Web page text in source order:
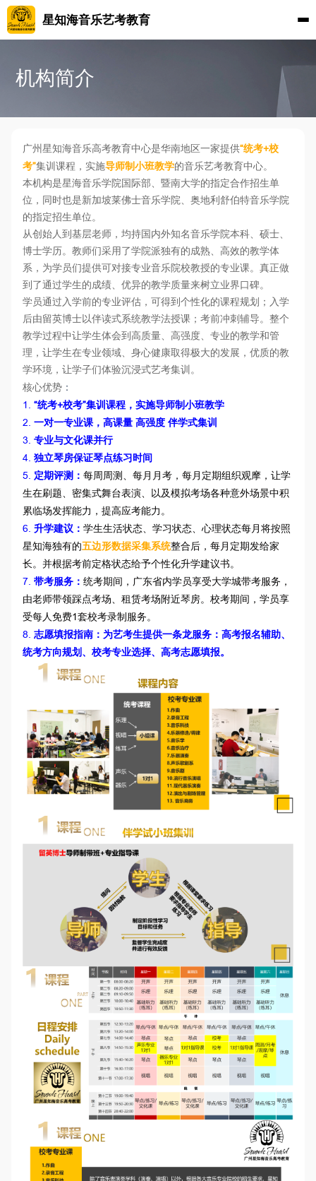
星知海音乐艺考教育
机构简介
广州星知海音乐高考教育中心是华南地区一家提供“统考+校
考”集训课程，实施导师制小班教学的音乐艺考教育中心。
本机构是星海音乐学院国际部、暨南大学的指定合作招生单
位，同时也是新加坡莱佛士音乐学院、奥地利舒伯特音乐学院
的指定招生单位。
从创始人到基层老师，均持国内外知名音乐学院本科、硕士、
博士学历。教师们采用了学院派独有的成熟、高效的教学体
系，为学员们提供可对接专业音乐院校教授的专业课。真正做
到了通过学生的成绩、优异的教学质量来树立业界口碑。
学员通过入学前的专业评估，可得到个性化的课程规划；入学
后由留英博士以伴读式系统教学法授课；考前冲刺辅导。整个
教学过程中让学生体会到高质量、高强度、专业的教学和管
理，让学生在专业领域、身心健康取得极大的发展，优质的教
学环境，让学子们体验沉浸式艺考集训。
核心优势 ：
1. “统考+校考”集训课程，实施导师制小班教学
2. 一对一专业课，高课量 高强度 伴学式集训
3. 专业与文化课并行
4. 独立琴房保证琴点练习时间
5. 定期评测： 每周周测、每月月考，每月定期组织观摩，让学
生在刷题、密集式舞台表演、以及模拟考场各种意外场景中积
累临场发挥能力，提高应考能力。
6. 升学建议： 学生生活状态、学习状态、心理状态每月将按照
星知海独有的五边形数据采集系统整合后，每月定期发给家
长。并根据考前定格状态给予个性化升学建议书。
7. 带考服务： 统考期间，广东省内学员享受大学城带考服务，
由老师带领踩点考场、租赁考场附近琴房。校考期间，学员享
受每人免费1套校考录制服务。
8. 志愿填报指南：为艺考生提供一条龙服务：高考报名辅助、
统考方向规划、校考专业选择、高考志愿填报。